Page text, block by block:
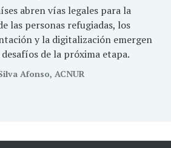
abren vías legales para la
las personas refugiadas, los
y la digitalización emergen
de la próxima etapa.
Afonso, ACNUR